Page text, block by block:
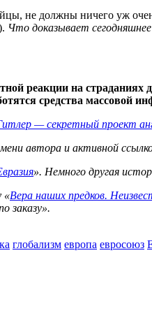
не должны ничего уж
Что доказывает сегодняшнее
реакции на
средства массовой
— секретный проект
автора и активной
». Немного другая
«Вера наших предков.
заказу».
глобализм европа евросоюз